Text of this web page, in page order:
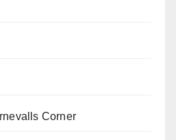
Corner